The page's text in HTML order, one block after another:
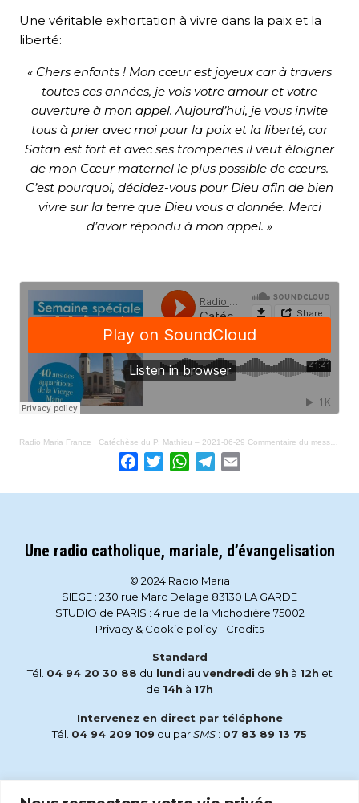
Une véritable exhortation à vivre dans la paix et la
liberté:
« Chers enfants ! Mon cœur est joyeux car à travers
toutes ces années, je vois votre amour et votre
ouverture à mon appel. Aujourd’hui, je vous invite
tous à prier avec moi pour la paix et la liberté, car
Satan est fort et avec ses tromperies il veut éloigner
de mon Cœur maternel le plus possible de cœurs.
C’est pourquoi, décidez-vous pour Dieu afin de bien
vivre sur la terre que Dieu vous a donnée. Merci
d’avoir répondu à mon appel. »
Radio Maria France · Catéchèse du P. Mathieu – 2021-06-29 Commentaire du message du 25 juin 2021
Facebook
TwitterWhatsApp
Telegram
Une radio catholique, mariale, d’évangelisation
© 2024 Radio Maria
SIEGE : 230 rue Marc Delage 83130 LA GARDE
STUDIO de PARIS : 4 rue de la Michodière 75002
Privacy & Cookie policy- Credits
Standard
Tél. 04 94 20 30 88 du lundi au vendredi de 9h à 12h et
de 14h à 17h
Intervenez en direct par téléphone
Tél. 04 94 209 109 ou parSMS : 07 83 89 13 75